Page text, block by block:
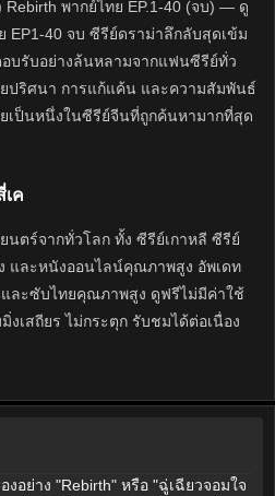
พากย์ไทย EP.1-40 (จบ) — ดู
EP1-40 จบ ซีรีย์ดราม่าลึกลับสุดเข้ม
บรับอย่างล้นหลามจากแฟนซีรีย์ทั่ว
ยปริศนา การแก้แค้น และความสัมพันธ์
เป็นหนึ่งในซีรีย์จีนที่ถูกค้นหามากที่สุด
ค
ตร์จากทั่วโลก ทั้ง ซีรีย์เกาหลี ซีรีย์
และหนังออนไลน์คุณภาพสูง อัพเดท
ละซับไทยคุณภาพสูง ดูฟรีไม่มีค่าใช้
เสถียร ไม่กระตุก รับชมได้ต่อเนื่อง
อย่าง "Rebirth" หรือ "ฉู่เฉียวจอมใจ